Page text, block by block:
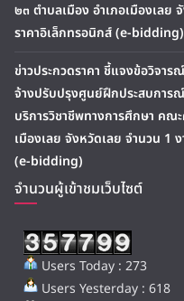
๒๓ ตำบลเมือง อำเภอเมืองเลย
ราคาอิเล็กทรอนิกส์ (e-bidding)
ข่าวประกวดราคา ชี้แจงข้อวิจาร
จ้างปรับปรุงศูนย์ฝึกประสบการ
บริการวิชาชีพทางการศึกษา คณ
เมืองเลย จังหวัดเลย จำนวน 1
(e-bidding)
จำนวนผู้เข้าชมเว็บไซต์
Users Today : 273
Users Yesterday : 618